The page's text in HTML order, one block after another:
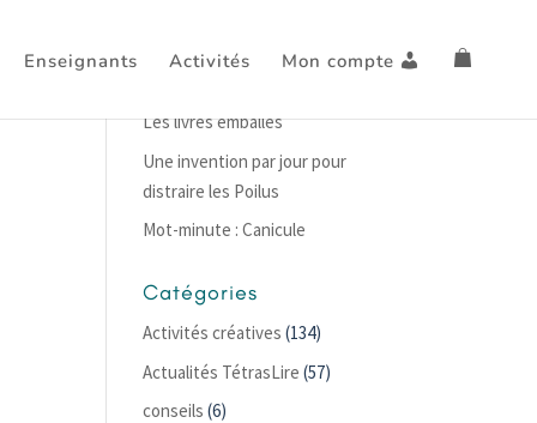
Enseignants Activités Mon compte
Les livres emballés
Une invention par jour pour
distraire les Poilus
Mot-minute : Canicule
Catégories
Activités créatives (134)
Actualités TétrasLire (57)
conseils (6)